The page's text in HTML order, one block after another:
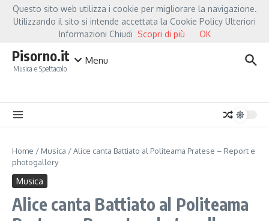
Salta al contenuto
Hot NewsFiorella Mannoia, a Capannori nasce “Anime Salve”: la data zero è un
Pisorno.it
Musica e Spettacolo
Menu
Home / Musica /Alice canta Battiato al Politeama Pratese – Report e
photogallery
Musica
Alice canta Battiato al Politeama
Questo sito web utilizza i cookie per migliorare la navigazione.
Utilizzando il sito si intende accettata la Cookie Policy Ulteriori
Informazioni Chiudi Scopri di più OK